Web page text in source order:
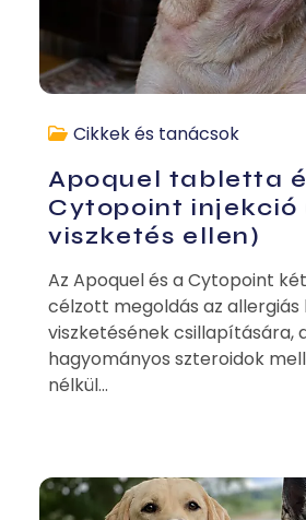
Cikkek és tanácsok
Apoquel tabletta
Cytopoint injekció
viszketés ellen)
Az Apoquel és a Cytopoint
célzott megoldás az allergiás
viszketésének csillapítására,
hagyományos szteroidok
nélkül...